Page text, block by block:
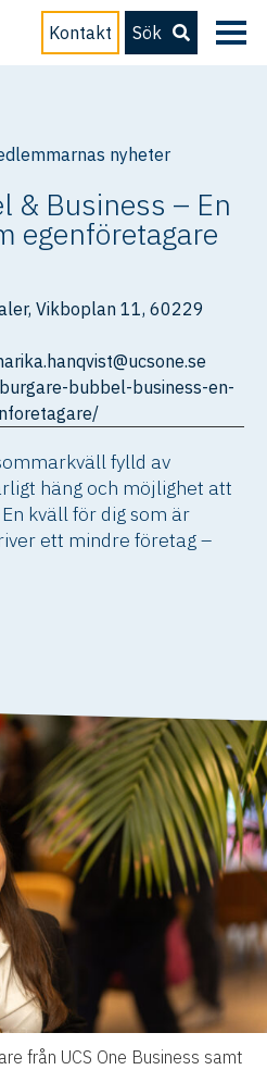
Kontakt Sök
nyheter
& Business – En
egenföretagare
Vikboplan 11, 60229
bubbel-business-en-
fylld av
häng och möjlighet att
kväll för dig som är
ett mindre företag –
från UCS One Business samt